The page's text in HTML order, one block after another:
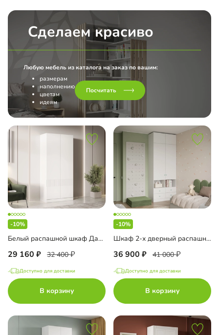
Сделаем красиво
Любую мебель из каталога на заказ по вашим:
размерам
наполнению
цветам
идеям
Посчитать
-10%
Белый распашной шкаф Дарио-2.1
29 160 32 400
Доступно для доставки
В корзину
-10%
Шкаф 2-х дверный распашной Капса-2.5 с антресолью
36 900 41 000
Доступно для доставки
В корзину